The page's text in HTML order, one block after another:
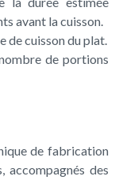
avant la cuisson.
de cuisson du plat.
de portions
de fabrication
accompagnés des